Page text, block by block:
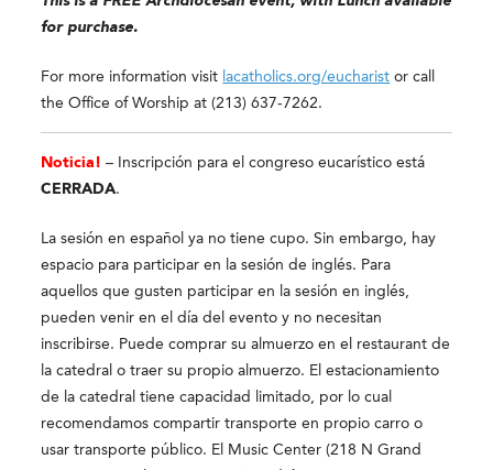
for purchase.
For more information visit lacatholics.org/eucharist or call
the Office of Worship at (213) 637-7262.
Noticia! – Inscripción para el congreso eucarístico está
CERRADA.
La sesión en español ya no tiene cupo. Sin embargo, hay
espacio para participar en la sesión de inglés. Para
aquellos que gusten participar en la sesión en inglés,
pueden venir en el día del evento y no necesitan
inscribirse. Puede comprar su almuerzo en el restaurant de
la catedral o traer su propio almuerzo. El estacionamiento
de la catedral tiene capacidad limitado, por lo cual
recomendamos compartir transporte en propio carro o
usar transporte público. El Music Center (218 N Grand